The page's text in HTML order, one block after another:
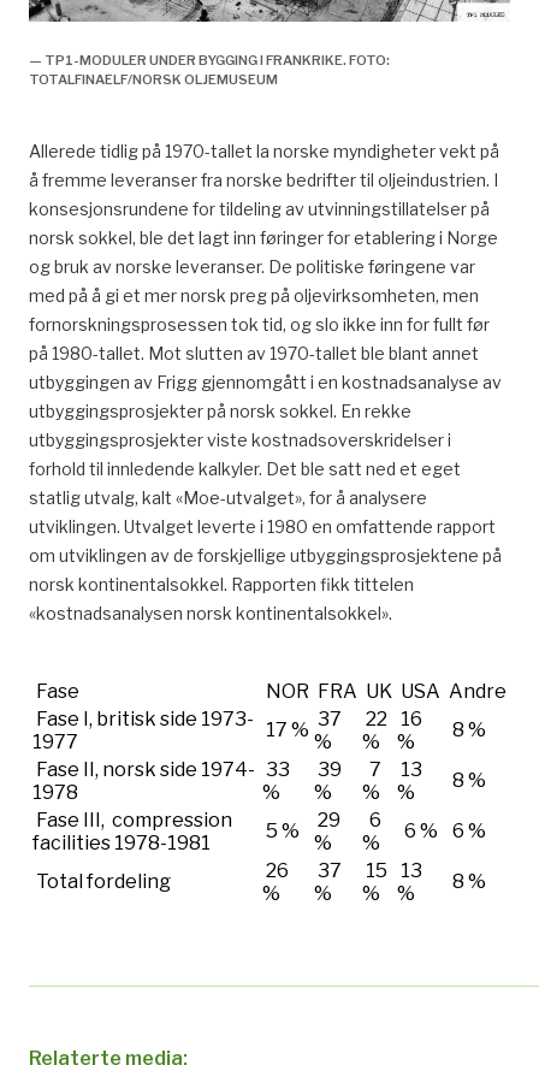
— TP1-MODULER UNDER BYGGING I FRANKRIKE. FOTO:
TOTALFINAELF/NORSK OLJEMUSEUM
Allerede tidlig på 1970-tallet la norske myndigheter vekt på
å fremme leveranser fra norske bedrifter til oljeindustrien. I
konsesjonsrundene for tildeling av utvinningstillatelser på
norsk sokkel, ble det lagt inn føringer for etablering i Norge
og bruk av norske leveranser. De politiske føringene var
med på å gi et mer norsk preg på oljevirksomheten, men
fornorskningsprosessen tok tid, og slo ikke inn for fullt før
på 1980-tallet. Mot slutten av 1970-tallet ble blant annet
utbyggingen av Frigg gjennomgått i en kostnadsanalyse av
utbyggingsprosjekter på norsk sokkel. En rekke
utbyggingsprosjekter viste kostnadsoverskridelser i
forhold til innledende kalkyler. Det ble satt ned et eget
statlig utvalg, kalt «Moe-utvalget», for å analysere
utviklingen. Utvalget leverte i 1980 en omfattende rapport
om utviklingen av de forskjellige utbyggingsprosjektene på
norsk kontinentalsokkel. Rapporten fikk tittelen
«kostnadsanalysen norsk kontinentalsokkel».
Fase NOR FRA UK USA Andre
Fase I, britisk side 1973-
1977
17 % 37
%
22
%
16
%
8 %
Fase II, norsk side 1974-
1978
33
%
39
%
7
%
13
%
8 %
Fase III, compression
facilities 1978-1981
5 %
29
%
6
%
6 % 6 %
Total fordeling
26
%
37
%
15
%
13
%
8 %
Relaterte media: